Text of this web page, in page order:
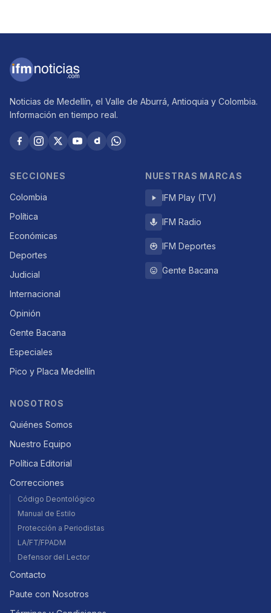
Noticias de Medellín, el Valle de Aburrá, Antioquia y Colombia.
Información en tiempo real.
SECCIONES
Colombia
Política
Económicas
Deportes
Judicial
Internacional
Opinión
Gente Bacana
Especiales
Pico y Placa Medellín
NUESTRAS MARCAS
IFM Play (TV)
IFM Radio
IFM Deportes
Gente Bacana
NOSOTROS
Quiénes Somos
Nuestro Equipo
Política Editorial
Correcciones
Código Deontológico
Manual de Estilo
Protección a Periodistas
LA/FT/FPADM
Defensor del Lector
Contacto
Paute con Nosotros